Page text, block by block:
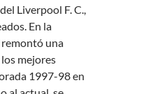
Liverpool F. C.,
En la
remontó una
mejores
1997-98 en